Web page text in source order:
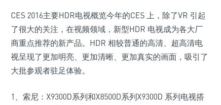
CES 2016主要HDR电视概览今年的CES 上，除了VR 引起
了很大的关注，在视频领域，新型HDR 电视成为各大厂
商重点推荐的新产品。HDR 相较普通的高清、超高清电
视呈现了更加明亮、更加清晰、更加真实的画面，吸引了
大批参观者驻足体验。
1、索尼：X9300D系列和X8500D系列X9300D 系列电视搭